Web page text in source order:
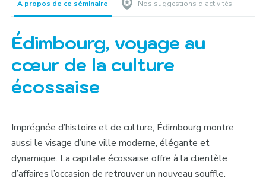
A propos de ce séminaire Nos suggestions d’activités
Édimbourg, voyage au
cœur de la culture
écossaise
Imprégnée d’histoire et de culture, Édimbourg montre
aussi le visage d’une ville moderne, élégante et
dynamique. La capitale écossaise offre à la clientèle
d’affaires l’occasion de retrouver un nouveau souffle.